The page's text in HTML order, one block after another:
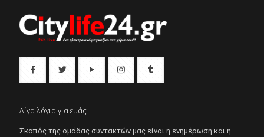
Λίγα λόγια για εμάς
Σκοπός της ομάδας συντακτών μας είναι η ενημέρωση και η